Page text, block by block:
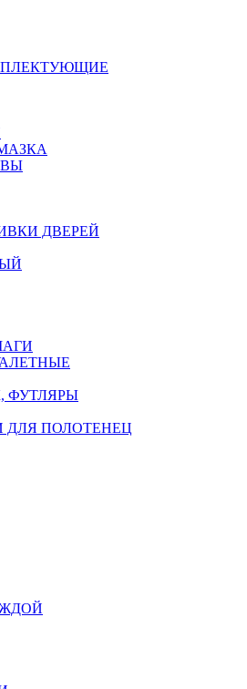
ДВЕРЕЙ
ФУТЛЯРЫ
ДЛЯ ПОЛОТЕНЕЦ